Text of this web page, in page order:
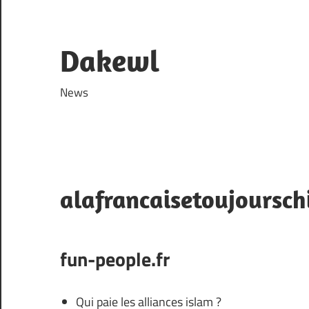
content
Dakewl
News
fun-people.fr
Qui paie les alliances islam ?